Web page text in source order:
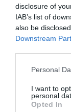
disclosure of
IAB’s list of
also be
Downstream
Personal
I want to
personal
Opted In
Ο φετινός
Hellas και
Τουρισμού (ΕΟΤ).
Κεντρική εικόνα
Περισσότερες